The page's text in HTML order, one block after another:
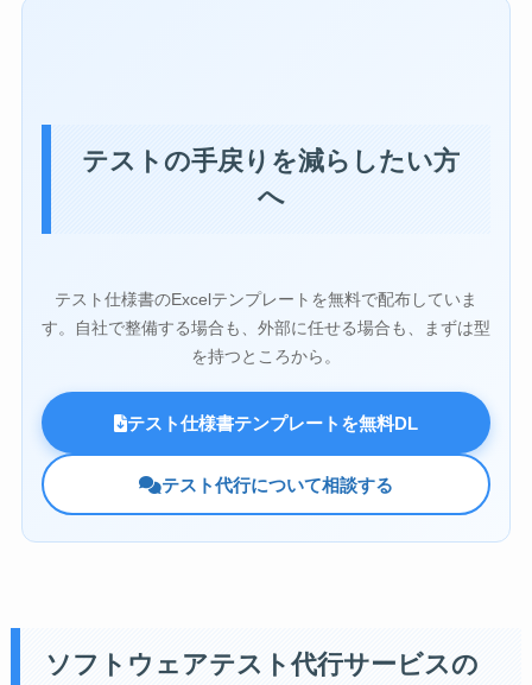
テストの手戻りを減らしたい方
へ
テスト仕様書のExcelテンプレートを無料で配布していま
す。自社で整備する場合も、外部に任せる場合も、まずは型
を持つところから。
テスト仕様書テンプレートを無料DL
テスト代行について相談する
ソフトウェアテスト代行サービスの